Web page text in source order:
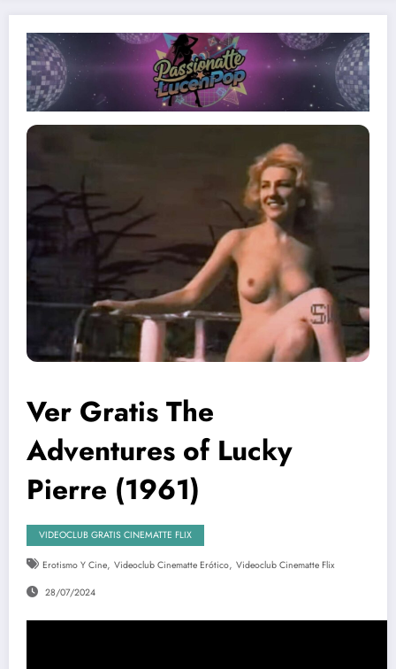
Ver Gratis The
Adventures of Lucky
Pierre (1961)
VIDEOCLUB GRATIS CINEMATTE FLIX
Erotismo Y Cine, Videoclub Cinematte Erótico, Videoclub Cinematte Flix
28/07/2024